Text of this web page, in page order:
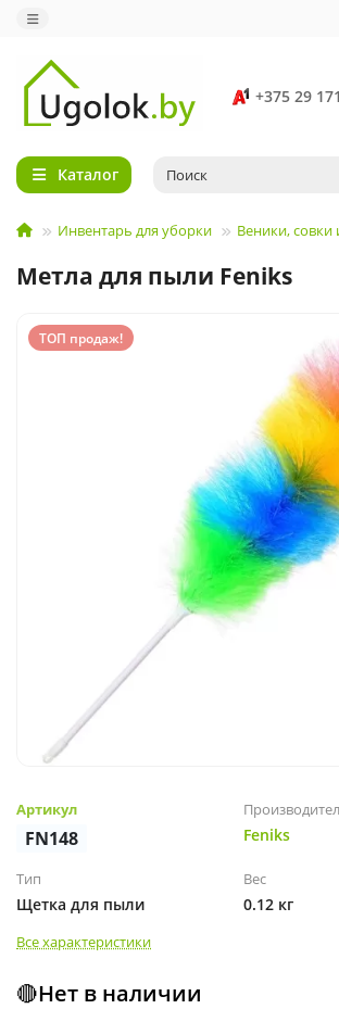
+375 29
Каталог
Инвентарь для уборки Веники, совки
Метла для пыли Feniks
ТОП продаж!
Артикул
FN148 Feniks
Тип
Щетка для пыли
Вес
0.12 кг
Все характеристики
🔴Нет в наличии